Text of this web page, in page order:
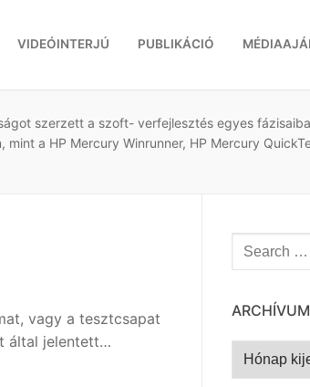
VIDEÓINTERJÚ PUBLIKÁCIÓ
szerzett a szoft- verfejlesztés egyes
a HP Mercury Winrunner, HP Mercury
vagy a tesztcsapat
által jelentett…
Keresése:
ARCHÍVUM
Archívum